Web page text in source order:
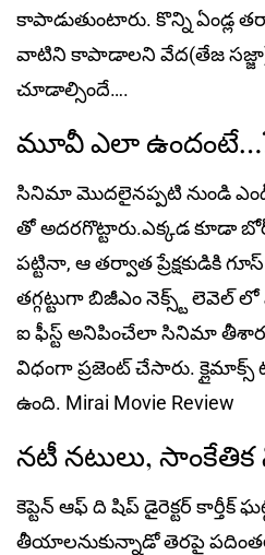
కాపాడుతుంటారు. కొన్ని
వాటిని కాపాడాలని వేద(తేజ
చూడాల్సిందే….
మూవీ ఎలా
సినిమా మొదలైనప్పటి నుండి ఎండ్
తో అదరగొట్టారు.ఎక్కడ కూడా
పట్టినా, ఆ తర్వాత ప్రేక్షకుడికి
తగ్గట్టుగా బిజీఎం నెక్స్ట్
ఐ ఫీస్ట్ అనిపించేలా సినిమా
విధంగా ప్రజెంట్ చేసారు.
ఉంది. Mirai Movie Review
నటీ నటులు, సాంకేతిక
కెప్టెన్ ఆఫ్ ది షిప్ డైరెక్టర్
తీయాలనుకున్నాడో తెరపై